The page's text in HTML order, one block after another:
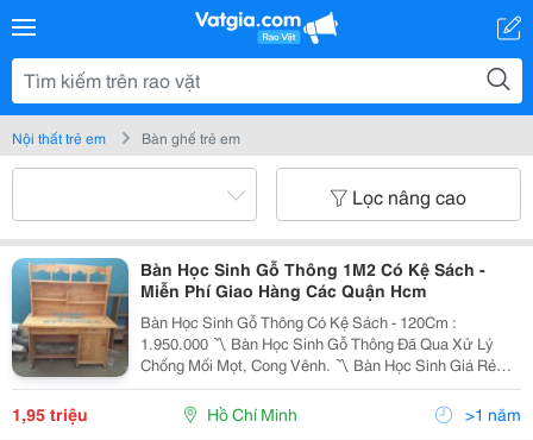
Nội thất trẻ em Bàn ghế trẻ em
Lọc nâng cao
Bàn Học Sinh Gỗ Thông 1M2 Có Kệ Sách -
Miễn Phí Giao Hàng Các Quận Hcm
Bàn Học Sinh Gỗ Thông Có Kệ Sách - 120Cm :
1.950.000 〽️ Bàn Học Sinh Gỗ Thông Đã Qua Xử Lý
Chống Mối Mọt, Cong Vênh. 〽️ Bàn Học Sinh Giá Rẻ
Với Thiết Kế 3 Ngăn Có Khóa, Còn Có Thêm Kệ Sách
Thuận Tiện Trong Việc Đựng Sách Vở, Cặp Túi Và Đồ
Dùng Linh T
1,95 triệu Hồ Chí Minh >1 năm